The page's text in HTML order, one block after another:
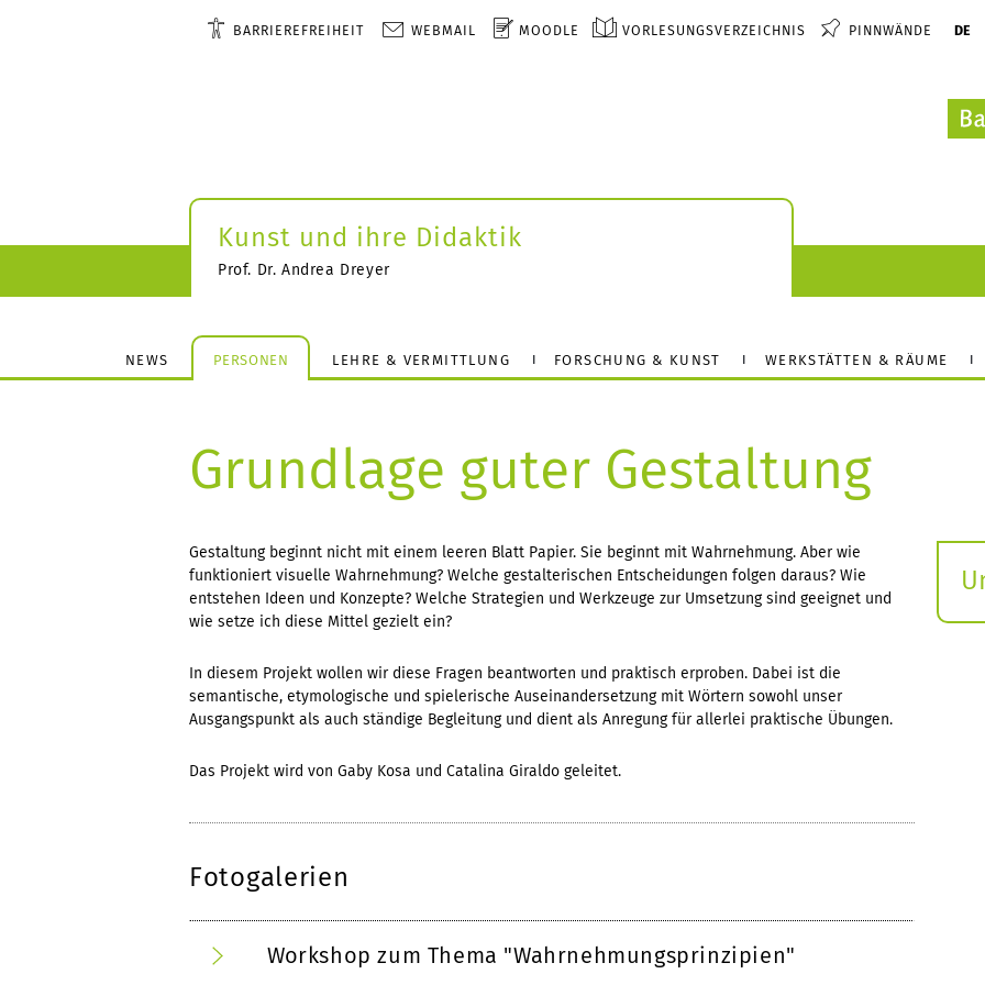
BARRIEREFREIHEIT WEBMAIL MOODLE VORLESUNGSVERZEICHNIS PINNWÄNDE DE
Kunst und ihre Didaktik
Prof. Dr. Andrea Dreyer
NEWS PERSONEN LEHRE & VERMITTLUNG FORSCHUNG & KUNST WERKSTÄTTEN & RÄUME
Grundlage guter Gestaltung
Gestaltung beginnt nicht mit einem leeren Blatt Papier. Sie beginnt mit Wahrnehmung. Aber wie
funktioniert visuelle Wahrnehmung? Welche gestalterischen Entscheidungen folgen daraus? Wie
entstehen Ideen und Konzepte? Welche Strategien und Werkzeuge zur Umsetzung sind geeignet und
wie setze ich diese Mittel gezielt ein?
In diesem Projekt wollen wir diese Fragen beantworten und praktisch erproben. Dabei ist die
semantische, etymologische und spielerische Auseinandersetzung mit Wörtern sowohl unser
Ausgangspunkt als auch ständige Begleitung und dient als Anregung für allerlei praktische Übungen.
Das Projekt wird von Gaby Kosa und Catalina Giraldo geleitet.
Fotogalerien
Workshop zum Thema "Wahrnehmungsprinzipien"